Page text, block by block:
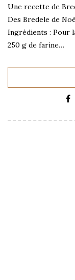
Une recette de
Des Bredele de
Ingrédients : Pour
250 g de farine…